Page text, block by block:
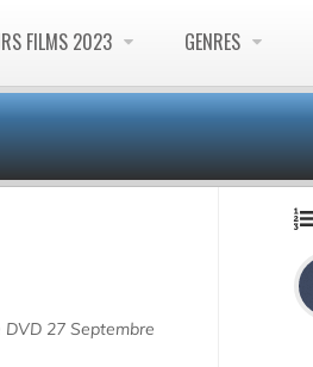
FILMS 2023 GENRES
27 Septembre